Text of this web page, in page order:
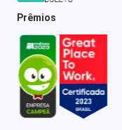
Prêmios